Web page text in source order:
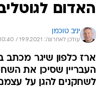
האדום
יניב טוכמן
עודכן לאחרונה: 19.9.2021 / 10:40
ארז כלפון שיגר מכתב
העבריין שסיכן את
לשחקנים להגן על